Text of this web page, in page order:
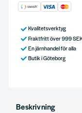
Kvalitetsverktyg
Fraktfritt över 999
En järnhandel för alla
Butik i Göteborg
Beskrivning